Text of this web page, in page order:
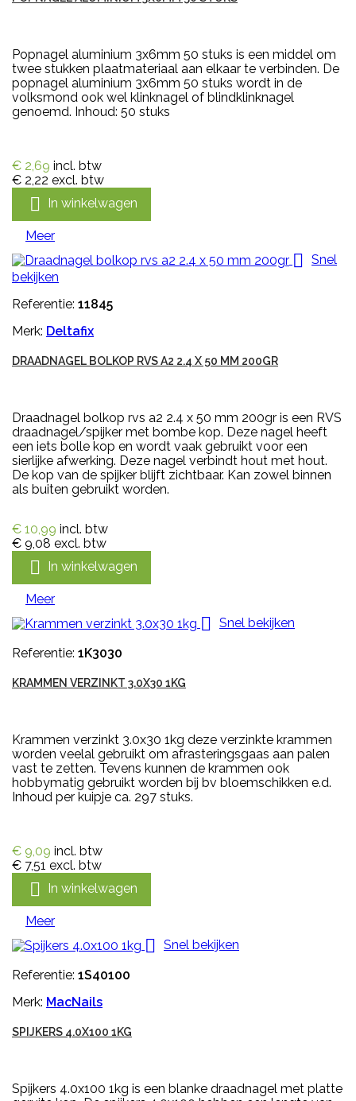
Popnagel aluminium 3x6mm 50 stuks is een middel om
twee stukken plaatmateriaal aan elkaar te verbinden. De
popnagel aluminium 3x6mm 50 stuks wordt in de
volksmond ook wel klinknagel of blindklinknagel
genoemd. Inhoud: 50 stuks
€ 2,69 incl. btw
€ 2,22 excl. btw
 In winkelwagen
Meer
 Snel
bekijken
Referentie: 11845
Merk: Deltafix
DRAADNAGEL BOLKOP RVS A2 2.4 X 50 MM 200GR
Draadnagel bolkop rvs a2 2.4 x 50 mm 200gr is een RVS
draadnagel/spijker met bombe kop. Deze nagel heeft
een iets bolle kop en wordt vaak gebruikt voor een
sierlijke afwerking. Deze nagel verbindt hout met hout.
De kop van de spijker blijft zichtbaar. Kan zowel binnen
als buiten gebruikt worden.
€ 10,99 incl. btw
€ 9,08 excl. btw
 In winkelwagen
Meer
 Snel bekijken
Referentie: 1K3030
KRAMMEN VERZINKT 3.0X30 1KG
Krammen verzinkt 3.0x30 1kg deze verzinkte krammen
worden veelal gebruikt om afrasteringsgaas aan palen
vast te zetten. Tevens kunnen de krammen ook
hobbymatig gebruikt worden bij bv bloemschikken e.d.
Inhoud per kuipje ca. 297 stuks.
€ 9,09 incl. btw
€ 7,51 excl. btw
 In winkelwagen
Meer
 Snel bekijken
Referentie: 1S40100
Merk: MacNails
SPIJKERS 4.0X100 1KG
Spijkers 4.0x100 1kg is een blanke draadnagel met platte